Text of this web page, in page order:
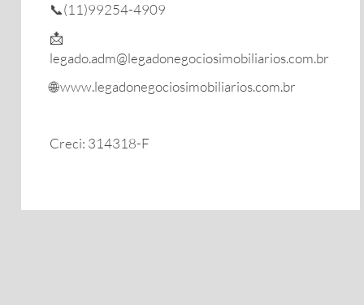
📞(11)99254-4909
📩
legado.adm@legadonegociosimobiliarios.com.br
🌐 www.legadonegociosimobiliarios.com.br
Creci: 314318-F